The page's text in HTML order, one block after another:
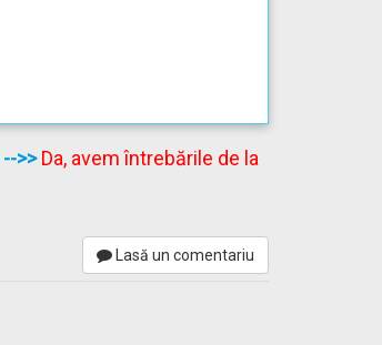
-->>Da, avem întrebările de la
Lasă un comentariu